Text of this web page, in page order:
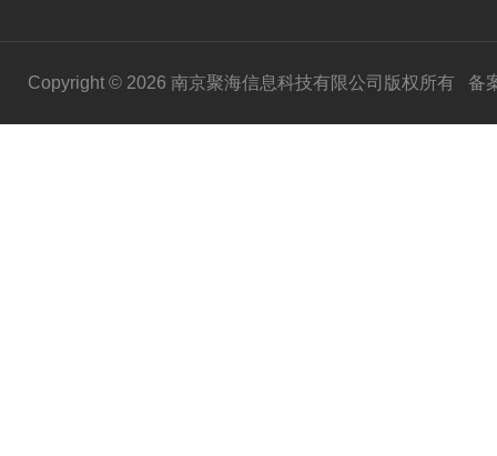
Copyright © 2026 南京聚海信息科技有限公司版权所有 备